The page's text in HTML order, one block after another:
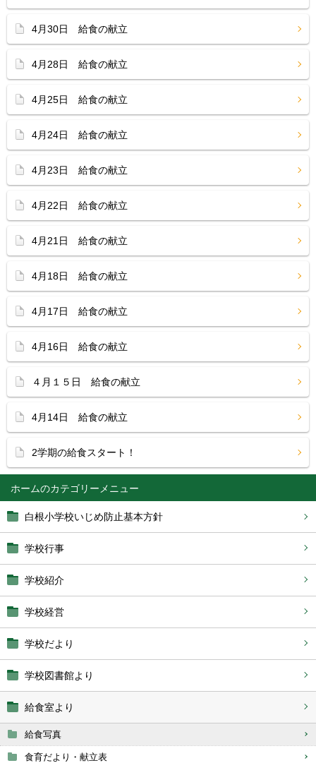
ホーム
白根小学校いじめ防止基本方針
学校行事
学校紹介
学校経営
学校だより
学校図書館より
給食室より
給食写真
食育だより・献立表
4月30日 給食の献立
4月28日 給食の献立
4月25日 給食の献立
4月24日 給食の献立
4月23日 給食の献立
4月22日 給食の献立
4月21日 給食の献立
4月18日 給食の献立
4月17日 給食の献立
4月16日 給食の献立
４月１５日 給食の献立
4月14日 給食の献立
2学期の給食スタート！